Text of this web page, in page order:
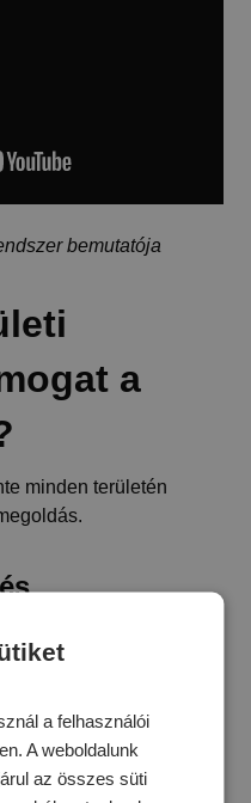
bemutatója
a
minden területén
feladatokról van szó (pl.
a QTA rendszer képes
előre ütemezni
megfelelő
a felhasználói
A weboldalunk
az összes süti